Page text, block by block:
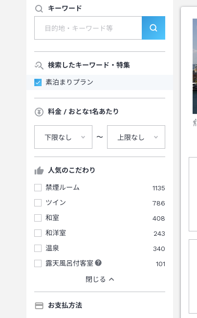
キーワード
検索したキーワード・特集
素泊まりプラン
料金 / おとな1名あたり
下限なし 〜 上限なし
人気のこだわり
禁煙ルーム
1135
ツイン
786
和室
408
和洋室
243
温泉
340
露天風呂付客室
101
閉じる
お支払方法